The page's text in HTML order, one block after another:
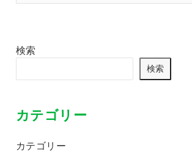
検索
検索
カテゴリー
カテゴリー